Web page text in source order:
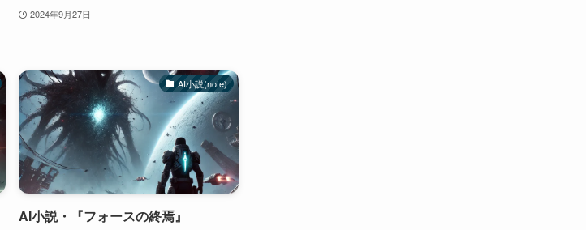
2024年9月27日
AI小説(note)
AI小説・『フォースの終焉』